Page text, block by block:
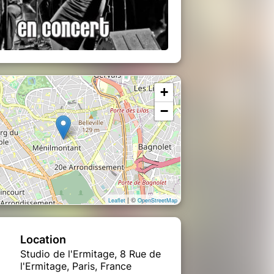
+
−
Leaflet| © OpenStreetMap
Location
Studio de l'Ermitage, 8 Rue de
l'Ermitage, Paris, France